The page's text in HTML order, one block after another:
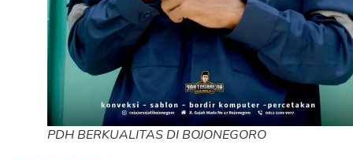
PDH BERKUALITAS DI BOJONEGORO